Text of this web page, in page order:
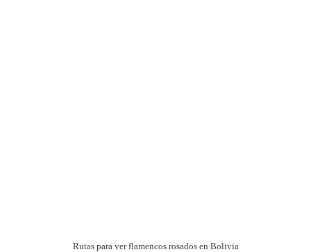
Rutas para ver flamencos rosados en Bolivia